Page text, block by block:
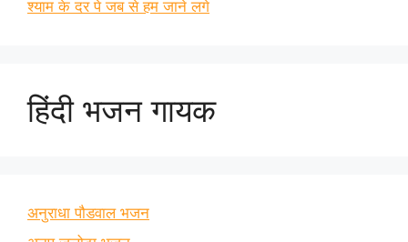
श्याम के दर पे जब से हम जाने लगे
हिंदी भजन गायक
अनुराधा पौडवाल भजन